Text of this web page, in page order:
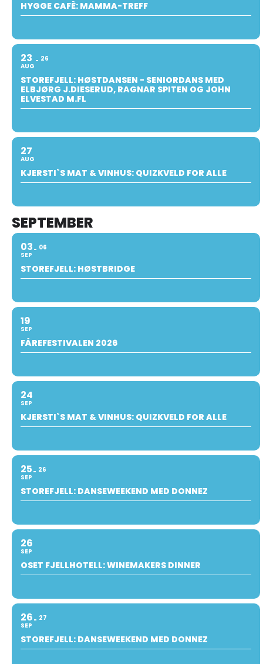
HYGGE CAFÈ: MAMMA-TREFF
23
AUG
26
STOREFJELL: HØSTDANSEN - SENIORDANS MED
ELBJØRG J.DIESERUD, RAGNAR SPITEN OG JOHN
ELVESTAD M.FL
27
AUG
KJERSTI`S MAT & VINHUS: QUIZKVELD FOR ALLE
SEPTEMBER
03
SEP
06
STOREFJELL: HØSTBRIDGE
19
SEP
FÅREFESTIVALEN 2026
24
SEP
KJERSTI`S MAT & VINHUS: QUIZKVELD FOR ALLE
25
SEP
26
STOREFJELL: DANSEWEEKEND MED DONNEZ
26
SEP
OSET FJELLHOTELL: WINEMAKERS DINNER
26
SEP
27
STOREFJELL: DANSEWEEKEND MED DONNEZ